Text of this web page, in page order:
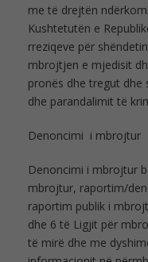
me të drejtën
Kushtetutën e
rreziqeve për
mbrojtjen e mjedisit
pronës dhe tregut
dhe parandalimit të
Denoncimi i mbrojtur
Denoncimi i mbrojtur
mbrojtur, raportim/
raportim publik i
dhe 6 të Ligjit për
të mirë dhe me